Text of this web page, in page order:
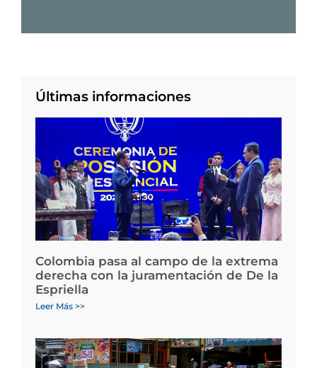
Últimas informaciones
Colombia pasa al campo de la extrema
derecha con la juramentación de De la
Espriella
Leer Más >>